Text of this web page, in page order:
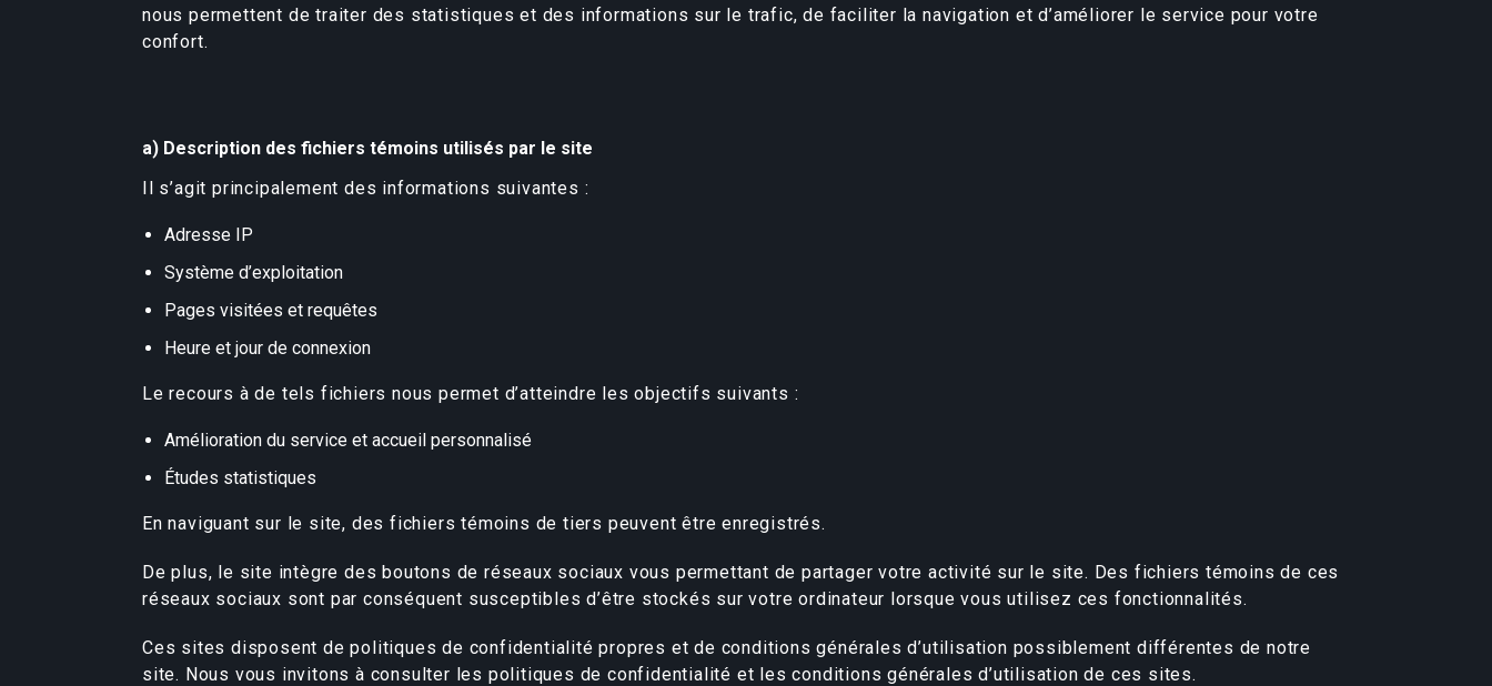
nous permettent de traiter des statistiques et des informations sur le trafic, de faciliter la navigation et d’améliorer le service pour votre
confort.
a) Description des fichiers témoins utilisés par le site
Il s’agit principalement des informations suivantes :
Adresse IP
Système d’exploitation
Pages visitées et requêtes
Heure et jour de connexion
Le recours à de tels fichiers nous permet d’atteindre les objectifs suivants :
Amélioration du service et accueil personnalisé
Études statistiques
En naviguant sur le site, des fichiers témoins de tiers peuvent être enregistrés.
De plus, le site intègre des boutons de réseaux sociaux vous permettant de partager votre activité sur le site. Des fichiers témoins de ces
réseaux sociaux sont par conséquent susceptibles d’être stockés sur votre ordinateur lorsque vous utilisez ces fonctionnalités.
Ces sites disposent de politiques de confidentialité propres et de conditions générales d’utilisation possiblement différentes de notre
site. Nous vous invitons à consulter les politiques de confidentialité et les conditions générales d’utilisation de ces sites.